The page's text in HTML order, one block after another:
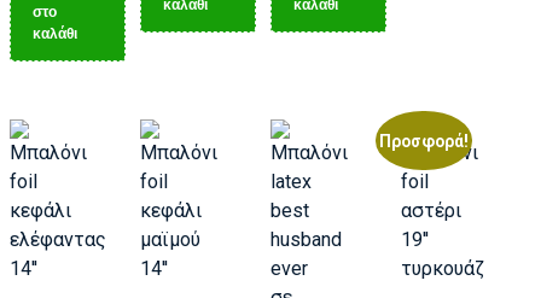
στο
καλάθι
καλάθι
καλάθι
Προσφορά!